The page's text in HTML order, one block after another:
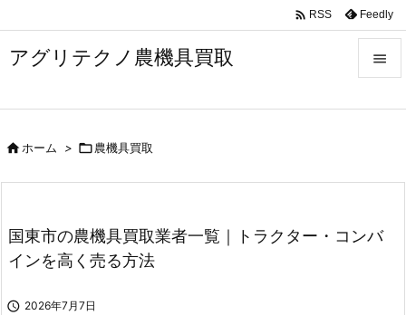
アグリテクノ農機具買取 


 RSS Feedly
ホーム > 農機具買取
国東市の農機具買取業者一覧｜トラクター・コンバ
インを高く売る方法
 2026年7月7日